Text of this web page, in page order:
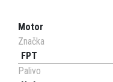
Motor
Značka
FPT
Palivo